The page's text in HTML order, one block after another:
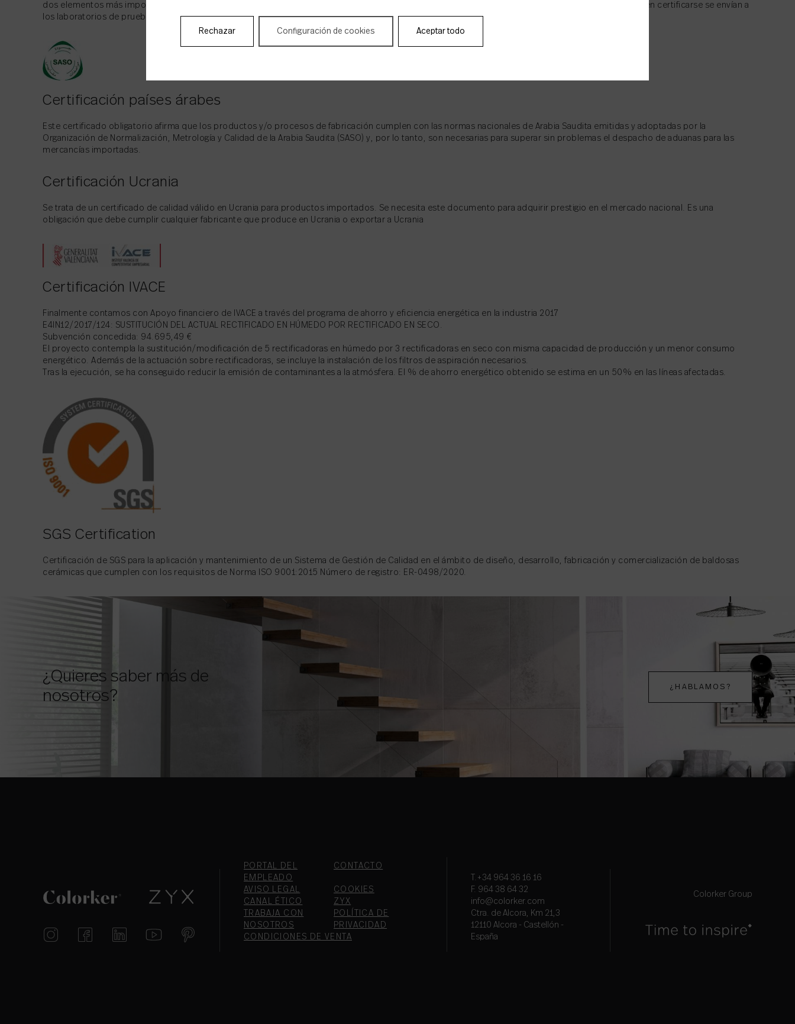
dos elementos más importantes de la certificación de certificación obligatoria de China (CCC) son las pruebas de productos (los productos que deben certificarse se envían a
los laboratorios de pruebas en China) y las auditorías de fábrica (inspección de los fabricantes de productos por parte de auditores chinos).
Certificación países árabes
Este certificado obligatorio afirma que los productos y/o procesos de fabricación cumplen con las normas nacionales de Arabia Saudita emitidas y adoptadas por la
Organización de Normalización, Metrología y Calidad de la Arabia Saudita (SASO) y, por lo tanto, son necesarias para superar sin problemas el despacho de aduanas para las
mercancías importadas.
Certificación Ucrania
Se trata de un certificado de calidad válido en Ucrania para productos importados. Se necesita este documento para adquirir prestigio en el mercado nacional. Es una
obligación que debe cumplir cualquier fabricante que produce en Ucrania o exportar a Ucrania
Certificación IVACE
Finalmente contamos con Apoyo financiero de IVACE a través del programa de ahorro y eficiencia energética en la industria 2017
E4IN12/2017/124: SUSTITUCIÓN DEL ACTUAL RECTIFICADO EN HÚMEDO POR RECTIFICADO EN SECO.
Subvención concedida: 94.695,49 €
El proyecto contempla la sustitución/modificación de 5 rectificadoras en húmedo por 3 rectificadoras en seco con misma capacidad de producción y un menor consumo
energético. Además de la actuación sobre rectificadoras, se incluye la instalación de los filtros de aspiración necesarios.
Tras la ejecución, se ha conseguido reducir la emisión de contaminantes a la atmósfera. El % de ahorro energético obtenido se estima en un 50% en las líneas afectadas.
SGS Certification
Certificación de SGS para la aplicación y mantenimiento de un Sistema de Gestión de Calidad en el ámbito de diseño, desarrollo, fabricación y comercialización de baldosas
cerámicas que cumplen con los requisitos de Norma ISO 9001:2015 Número de registro: ER-0498/2020.
¿Quieres saber más de
nosotros?
¿HABLAMOS?
PORTAL DEL
EMPLEADO
CONTACTO
AVISO LEGAL
COOKIES
CANAL ÉTICO
ZYX
TRABAJA CON
NOSOTROS
POLÍTICA DE
PRIVACIDAD
CONDICIONES DE VENTA
T.+34 964 36 16 16
F. 964 38 64 32
info@colorker.com
Ctra. de Alcora, Km 21,3
12110 Alcora - Castellón -
España
Colorker Group
Aceptar todo
Rechazar Configuración de cookies